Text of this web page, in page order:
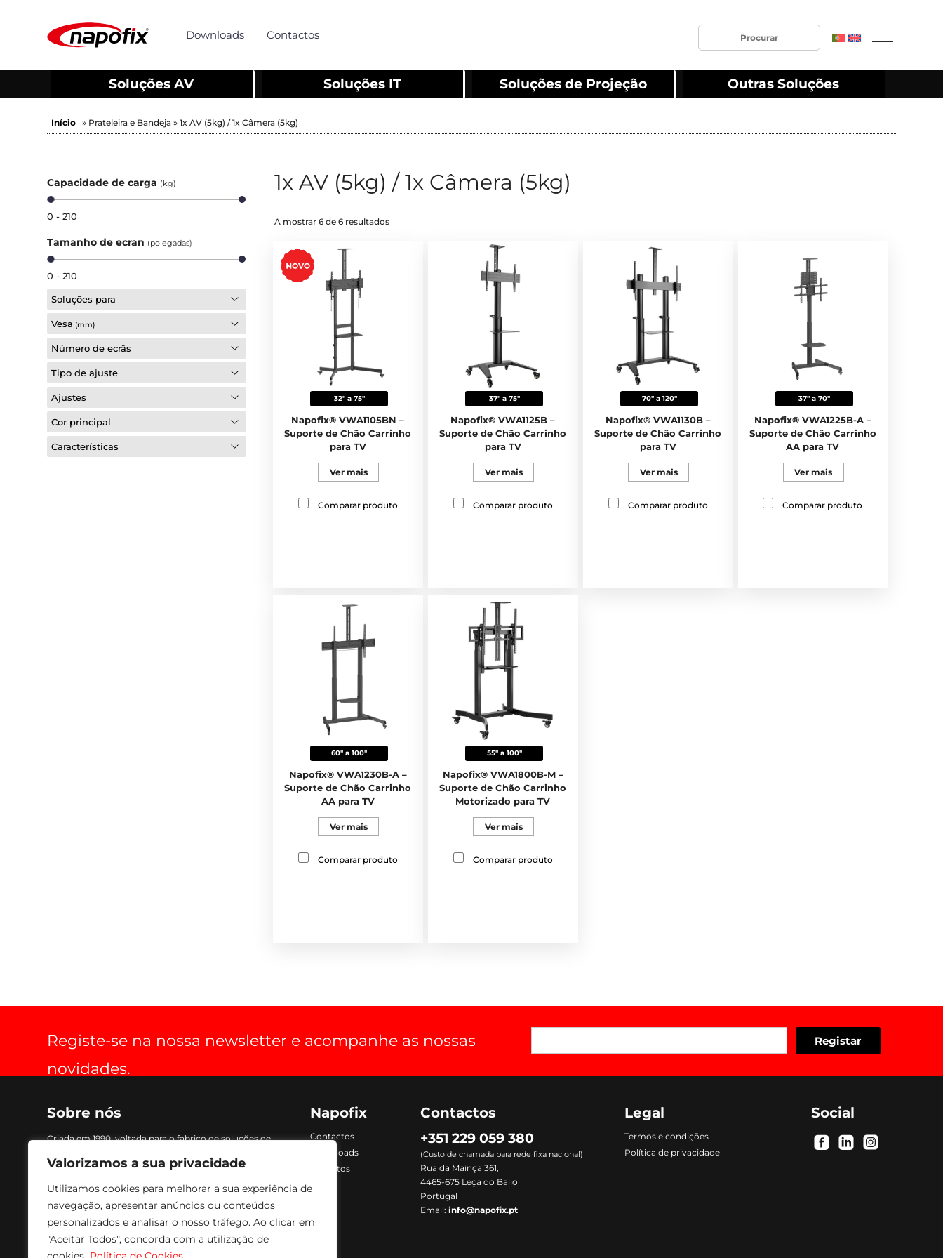
Valorizamos a sua privacidade
Utilizamos cookies para melhorar a sua experiência de
navegação, apresentar anúncios ou conteúdos
personalizados e analisar o nosso tráfego. Ao clicar em
"Aceitar Todos", concorda com a utilização de
Downloads Contactos
Soluções AV Soluções IT Soluções de Projeção Outras Soluções
Início » Prateleira e Bandeja » 1x AV (5kg) / 1x Câmera (5kg)
Capacidade de carga (kg)
0 - 210
Tamanho de ecran (polegadas)
0 - 210
Soluções para
Vesa (mm)
Número de ecrâs
Tipo de ajuste
Ajustes
Cor principal
Características
1x AV (5kg) / 1x Câmera (5kg)
A mostrar 6 de 6 resultados
32" a 75"
Napofix® VWA1105BN –
Suporte de Chão Carrinho
para TV
Ver mais
Comparar produto
37" a 75"
Napofix® VWA1125B –
Suporte de Chão Carrinho
para TV
Ver mais
Comparar produto
70" a 120"
Napofix® VWA1130B –
Suporte de Chão Carrinho
para TV
Ver mais
Comparar produto
37" a 70"
Napofix® VWA1225B-A –
Suporte de Chão Carrinho
AA para TV
Ver mais
Comparar produto
60" a 100"
Napofix® VWA1230B-A –
Suporte de Chão Carrinho
AA para TV
Ver mais
Comparar produto
55" a 100"
Napofix® VWA1800B-M –
Suporte de Chão Carrinho
Motorizado para TV
Ver mais
Comparar produto
Registe-se na nossa newsletter e acompanhe as nossas
novidades.
Sobre nós
Criada em 1990, voltada para o fabrico de soluções de
e de conforto para aparelhos de audio, vídeo e
tecnologia avançada, combinando com acabamento
a Epóxi, conferindo um acabamento e textura de
excelente qualidade e durabilidade. Para fazer face às
solicitações mais urgentes temos sempre em stock
todos os produtos para entrega imediata.
Napofix
Contactos
Downloads
Produtos
Contactos
+351 229 059 380
(Custo de chamada para rede fixa nacional)
Rua da Mainça 361,
4465-675 Leça do Balio
Portugal
Email:info@napofix.pt
Legal
Termos e condições
Política de privacidade
Social